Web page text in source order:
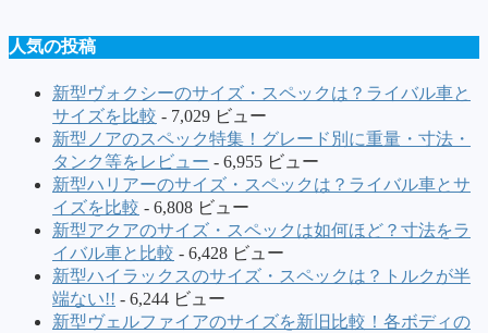
人気の投稿
新型ヴォクシーのサイズ・スペックは？ライバル車と
サイズを比較 - 7,029 ビュー
新型ノアのスペック特集！グレード別に重量・寸法・
タンク等をレビュー - 6,955 ビュー
新型ハリアーのサイズ・スペックは？ライバル車とサ
イズを比較 - 6,808 ビュー
新型アクアのサイズ・スペックは如何ほど？寸法をラ
イバル車と比較 - 6,428 ビュー
新型ハイラックスのサイズ・スペックは？トルクが半
端ない!! - 6,244 ビュー
新型ヴェルファイアのサイズを新旧比較！各ボディの